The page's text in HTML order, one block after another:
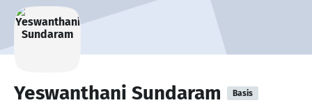
Yeswanthani Sundaram Basis